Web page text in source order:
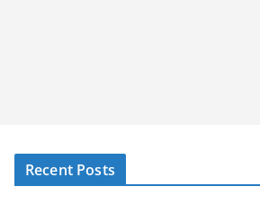
Recent Posts